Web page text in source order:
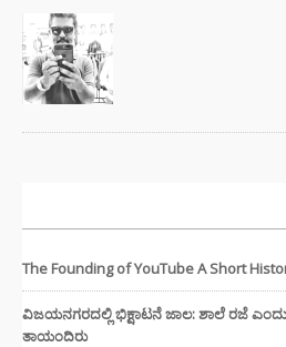
The Founding of YouTube A Short
ವಿಜಯನಗರದಲ್ಲಿ ಭಿಕ್ಷಾಟನೆ ಜಾಲ: ಶಾಲೆ ರಜೆ ಎಂದು
ತಾಯಂದಿರು